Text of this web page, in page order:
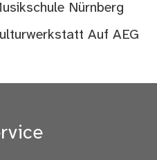
Nürnberg
Auf AEG